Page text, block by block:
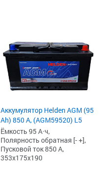
Аккумулятор Helden AGM (95
Ah) 850 А, (AGM59520) L5
Ёмкость 95 А·ч,
Полярность обратная [- +],
Пусковой ток 850 А,
353x175x190